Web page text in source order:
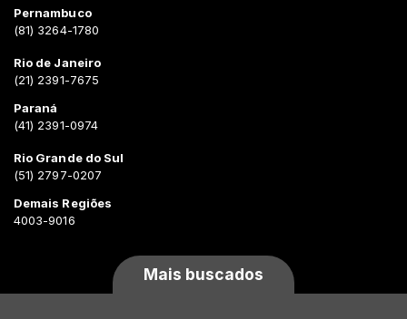
Pernambuco
(81) 3264-1780
Rio de Janeiro
(21) 2391-7675
Paraná
(41) 2391-0974
Rio Grande do Sul
(51) 2797-0207
Demais Regiões
4003-9016
Mais buscados